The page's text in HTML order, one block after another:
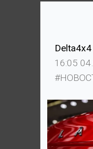
16:05